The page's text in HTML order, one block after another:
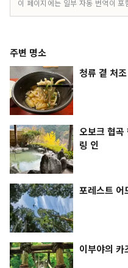
이 페이지에는 일부 자동 번역이 포
주변 명소
청류 곁 처
오보크 협곡
링 인
포레스트 어
이부야의 카